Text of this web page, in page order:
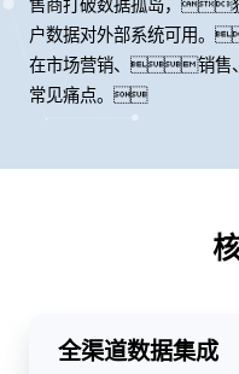
售商打破数据孤岛，
户数据对外部系统可用。
在市场营销、销售
常见痛点。
全渠道数据集成